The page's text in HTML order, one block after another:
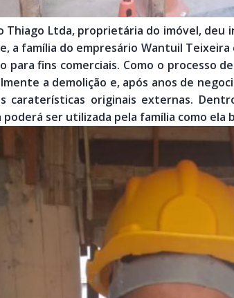
Thiago Ltda, proprietária do imóvel, deu
a família do empresário Wantuil
fins comerciais. Como o processo
a demolição e, após anos de
caraterísticas originais externas.
ser utilizada pela família como ela